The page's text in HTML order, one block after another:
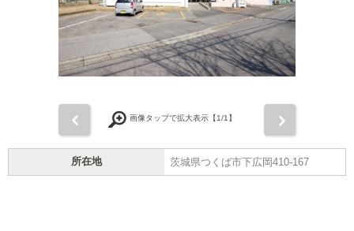
画像タップで拡大表示【1/1】
所在地 茨城県つくば市下広岡410-167